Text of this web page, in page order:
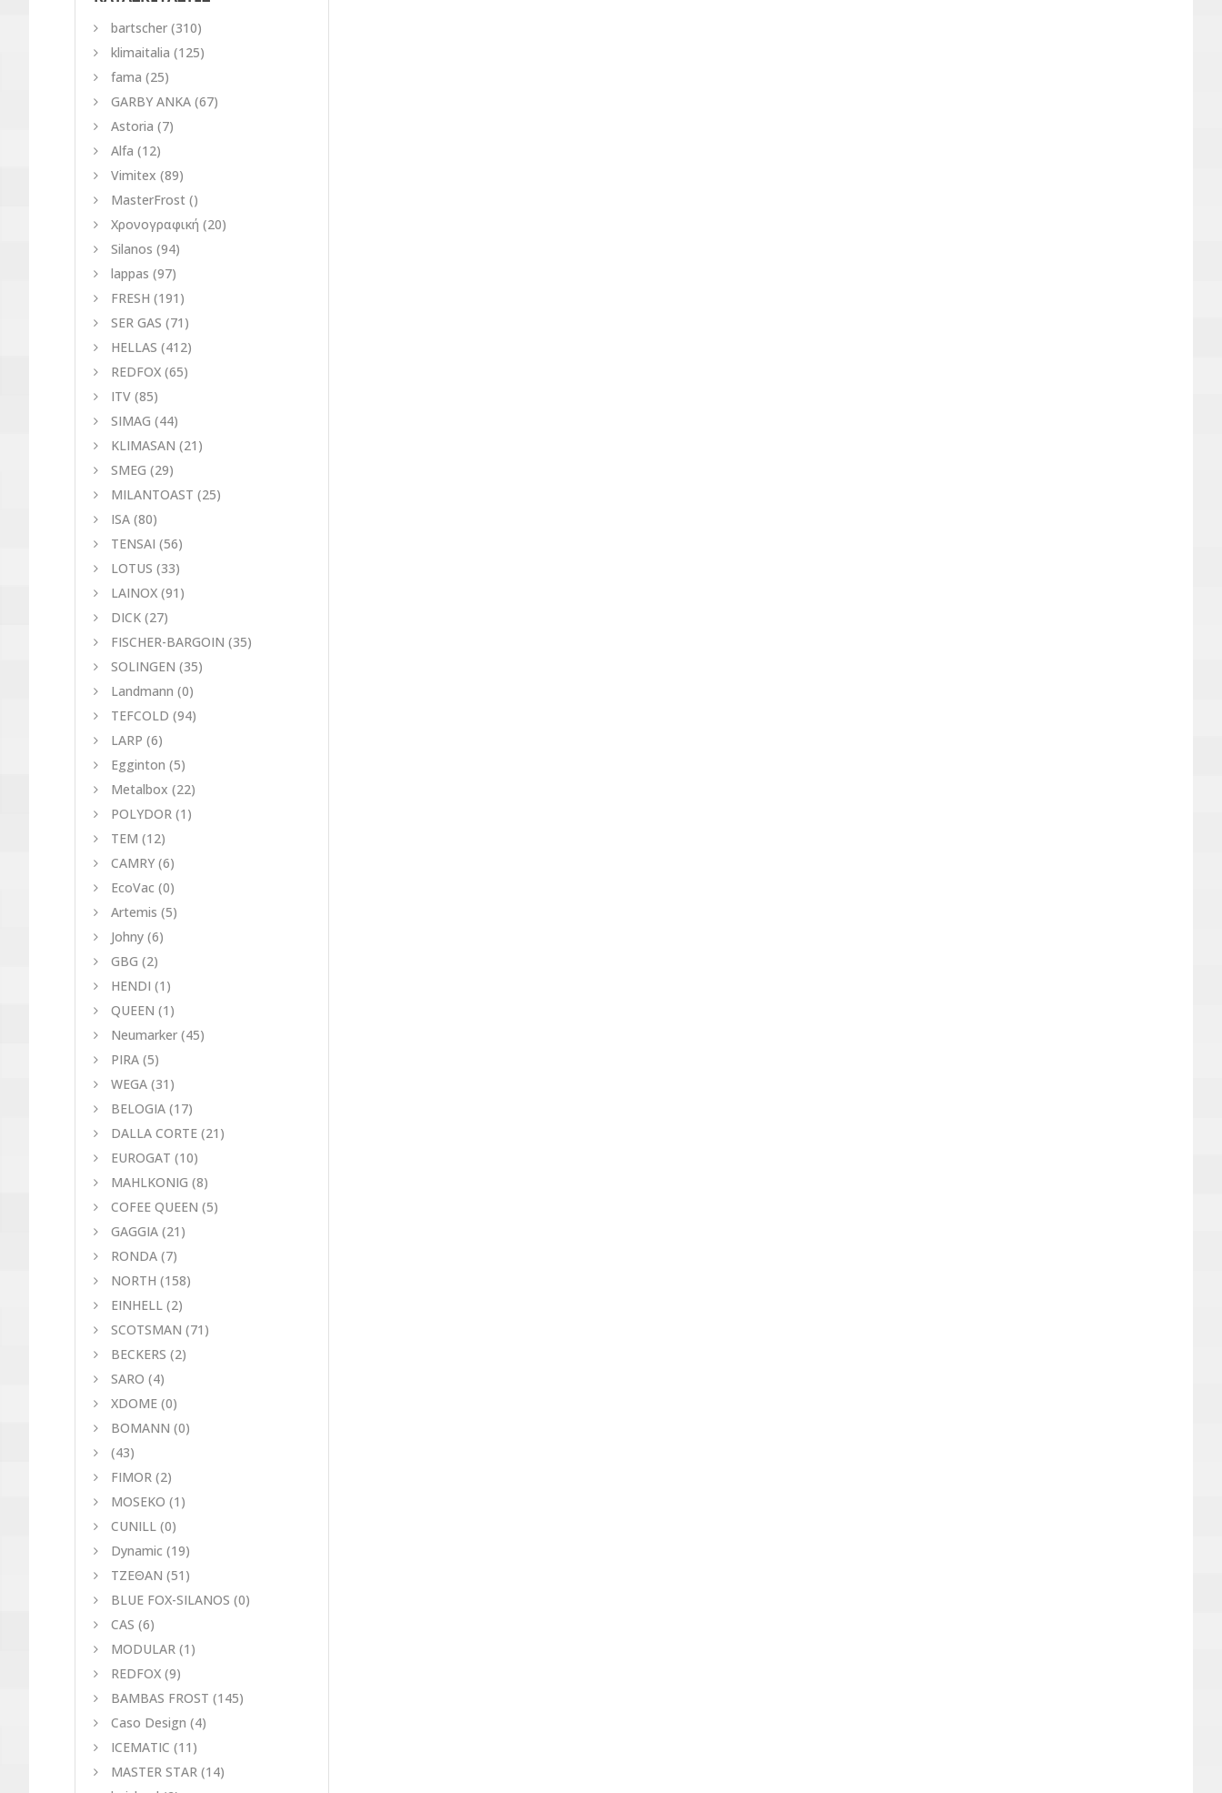
bartscher (310)
klimaitalia (125)
fama (25)
GARBY ANKA (67)
Astoria (7)
Alfa (12)
Vimitex (89)
MasterFrost ()
Χρονογραφική (20)
Silanos (94)
lappas (97)
FRESH (191)
SER GAS (71)
HELLAS (412)
REDFOX (65)
ITV (85)
SIMAG (44)
KLIMASAN (21)
SMEG (29)
MILANTOAST (25)
ISA (80)
TENSAI (56)
LOTUS (33)
LAINOX (91)
DICK (27)
FISCHER-BARGOIN (35)
SOLINGEN (35)
Landmann (0)
TEFCOLD (94)
LARP (6)
Egginton (5)
Metalbox (22)
POLYDOR (1)
TEM (12)
CAMRY (6)
EcoVac (0)
Artemis (5)
Johny (6)
GBG (2)
HENDI (1)
QUEEN (1)
Neumarker (45)
PIRA (5)
WEGA (31)
BELOGIA (17)
DALLA CORTE (21)
EUROGAT (10)
MAHLKONIG (8)
COFEE QUEEN (5)
GAGGIA (21)
RONDA (7)
NORTH (158)
EINHELL (2)
SCOTSMAN (71)
BECKERS (2)
SARO (4)
XDOME (0)
BOMANN (0)
(43)
FIMOR (2)
MOSEKO (1)
CUNILL (0)
Dynamic (19)
ΤΖΕΘΑΝ (51)
BLUE FOX-SILANOS (0)
CAS (6)
MODULAR (1)
REDFOX (9)
BAMBAS FROST (145)
Caso Design (4)
ICEMATIC (11)
MASTER STAR (14)